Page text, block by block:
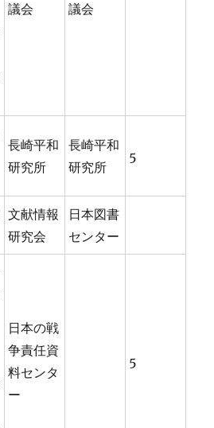
議会
議会
長崎平和
研究所
長崎平和
研究所
5
文献情報
研究会
日本図書
センター
日本の戦
争責任資
料センタ
ー
5